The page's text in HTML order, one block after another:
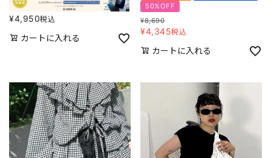
¥4,950税込
カートに入れる
50%OFF
¥8,690
¥4,345税込
カートに入れる